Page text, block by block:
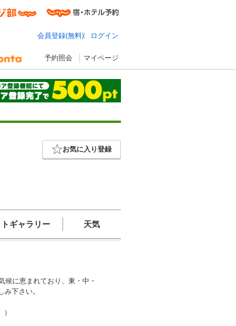
会員登録(無料) ログイン
予約照会 マイページ
お気に入り登録
ギャラリー 天気
に恵まれており、東・中・
下さい。